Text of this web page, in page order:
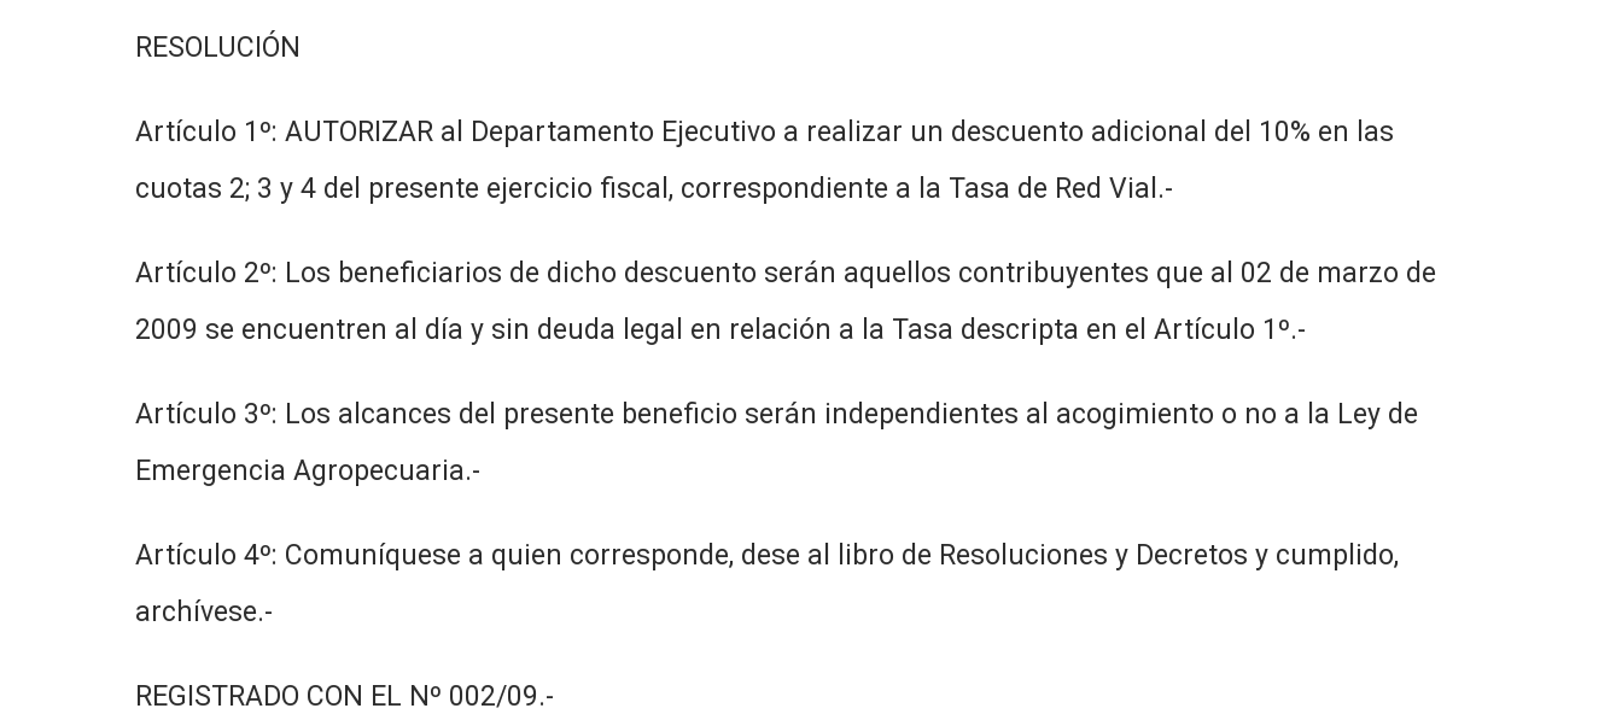
RESOLUCIÓN
Artículo 1º: AUTORIZAR al Departamento Ejecutivo a realizar un descuento adicional del 10% en las
cuotas 2; 3 y 4 del presente ejercicio fiscal, correspondiente a la Tasa de Red Vial.-
Artículo 2º: Los beneficiarios de dicho descuento serán aquellos contribuyentes que al 02 de marzo de
2009 se encuentren al día y sin deuda legal en relación a la Tasa descripta en el Artículo 1º.-
Artículo 3º: Los alcances del presente beneficio serán independientes al acogimiento o no a la Ley de
Emergencia Agropecuaria.-
Artículo 4º: Comuníquese a quien corresponde, dese al libro de Resoluciones y Decretos y cumplido,
archívese.-
REGISTRADO CON EL Nº 002/09.-